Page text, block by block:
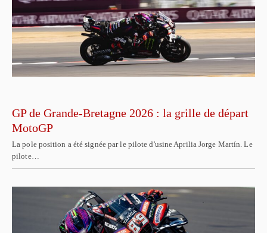
GP de Grande-Bretagne 2026 : la grille de départ
MotoGP
La pole position a été signée par le pilote d'usine Aprilia Jorge Martín. Le
pilote…